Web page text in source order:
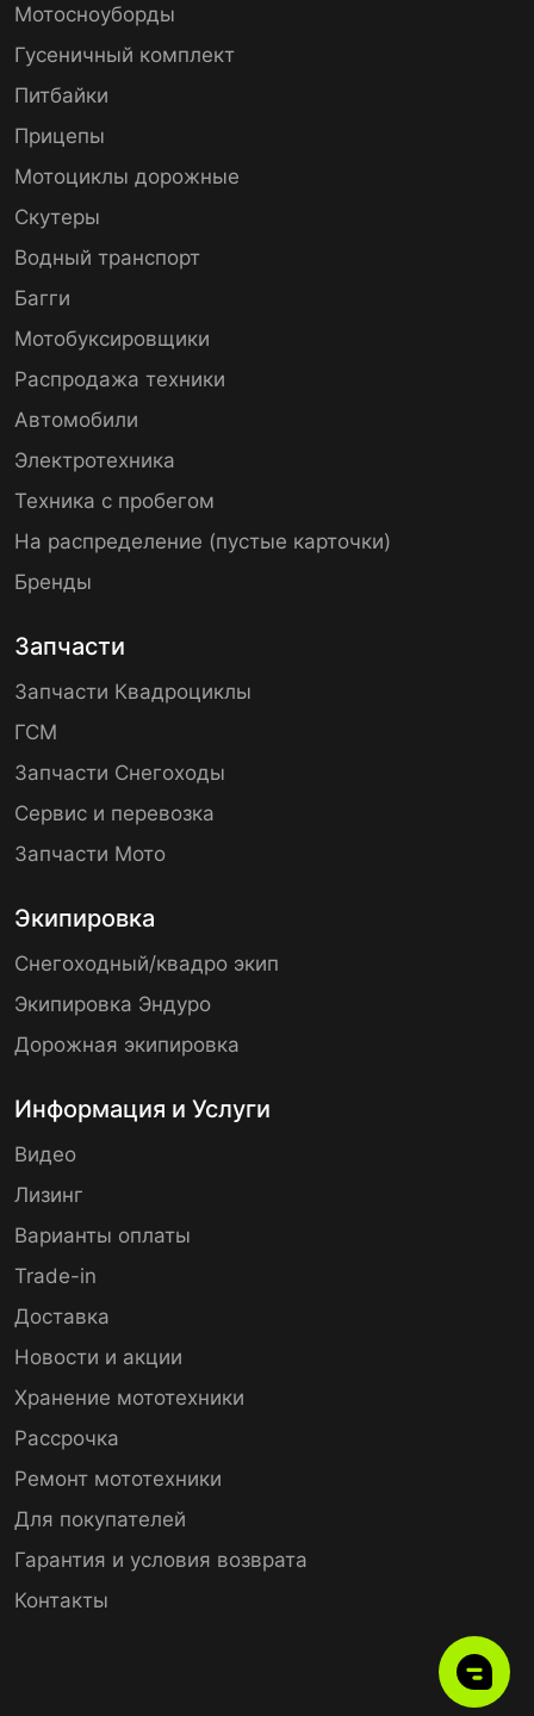
Мотосноуборды
Гусеничный комплект
Питбайки
Прицепы
Мотоциклы дорожные
Скутеры
Водный транспорт
Багги
Мотобуксировщики
Распродажа техники
Автомобили
Электротехника
Техника с пробегом
На распределение (пустые карточки)
Бренды
Запчасти
Запчасти Квадроциклы
ГСМ
Запчасти Снегоходы
Сервис и перевозка
Запчасти Мото
Экипировка
Снегоходный/квадро экип
Экипировка Эндуро
Дорожная экипировка
Информация и Услуги
Видео
Лизинг
Варианты оплаты
Trade-in
Доставка
Новости и акции
Хранение мототехники
Рассрочка
Ремонт мототехники
Для покупателей
Гарантия и условия возврата
Контакты